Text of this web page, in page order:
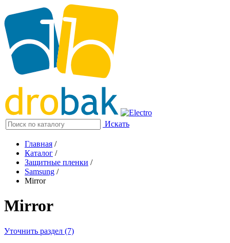
Искать
Главная /
Каталог /
Защитные пленки /
Samsung /
Mirror
Mirror
Уточнить раздел (7)